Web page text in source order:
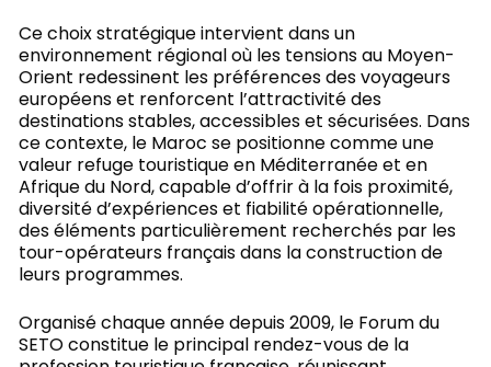
Ce choix stratégique intervient dans un
environnement régional où les tensions au Moyen-
Orient redessinent les préférences des voyageurs
européens et renforcent l’attractivité des
destinations stables, accessibles et sécurisées. Dans
ce contexte, le Maroc se positionne comme une
valeur refuge touristique en Méditerranée et en
Afrique du Nord, capable d’offrir à la fois proximité,
diversité d’expériences et fiabilité opérationnelle,
des éléments particulièrement recherchés par les
tour-opérateurs français dans la construction de
leurs programmes.
Organisé chaque année depuis 2009, le Forum du
SETO constitue le principal rendez-vous de la